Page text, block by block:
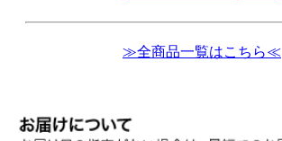
≫全商品一覧はこちら≪